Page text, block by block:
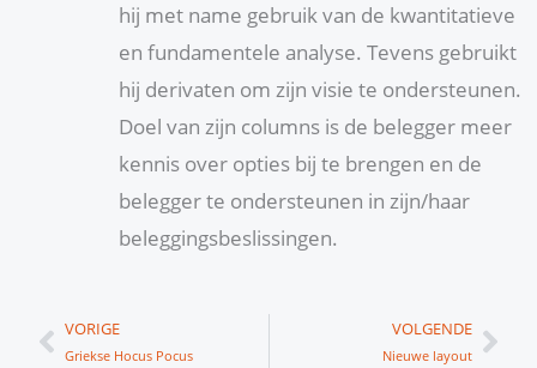
hij met name gebruik van de kwantitatieve
en fundamentele analyse. Tevens gebruikt
hij derivaten om zijn visie te ondersteunen.
Doel van zijn columns is de belegger meer
kennis over opties bij te brengen en de
belegger te ondersteunen in zijn/haar
beleggingsbeslissingen.
Vorige
VORIGE
Griekse Hocus Pocus
VOLGENDE
Nieuwe layout